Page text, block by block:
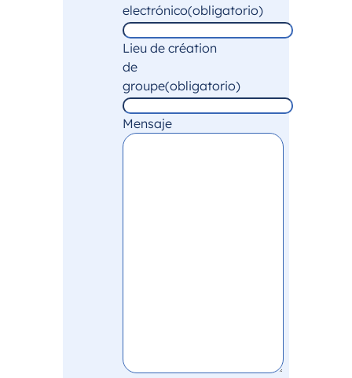
electrónico(obligatorio)
Lieu de création
de
groupe(obligatorio)
Mensaje